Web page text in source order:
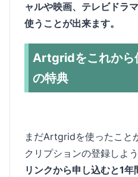
ャルや映画、テレビドラ
使うことが出来ます。
Artgridをこれから
の特典
まだArtgridを使ったこと
クリプションの登録しよ
リンクから申し込むと1